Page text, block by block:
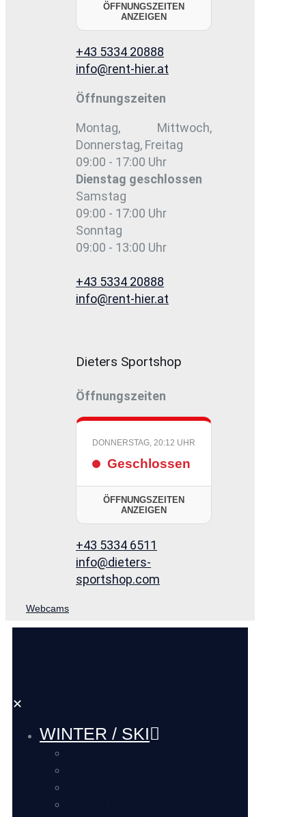
ÖFFNUNGSZEITEN
ANZEIGEN
+43 5334 20888
info@rent-hier.at
Öffnungszeiten
Montag, Mittwoch,
Donnerstag, Freitag
09:00 - 17:00 Uhr
Dienstag geschlossen
Samstag
09:00 - 17:00 Uhr
Sonntag
09:00 - 13:00 Uhr
+43 5334 20888
info@rent-hier.at
Dieters Sportshop
Öffnungszeiten
DONNERSTAG, 20:12 UHR
Geschlossen
ÖFFNUNGSZEITEN
ANZEIGEN
+43 5334 6511
info@dieters-
sportshop.com
Webcams
✕
WINTER / SKI